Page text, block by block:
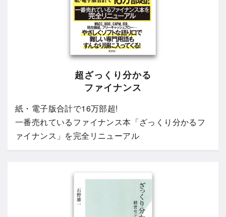
超ざっくり分かる
ファイナンス
紙・電子版合計で16万部超!
一番売れているファイナンス本「ざっくり分かるフ
ァイナンス」を完全リニューアル